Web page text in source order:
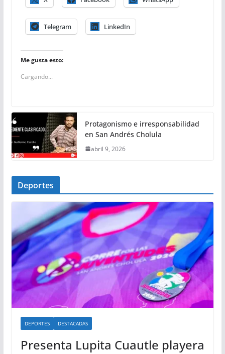
Telegram LinkedIn
Me gusta esto:
Cargando...
Protagonismo e irresponsabilidad
en San Andrés Cholula
abril 9, 2026
Deportes
DEPORTES DESTACADAS
Presenta Lupita Cuautle playera